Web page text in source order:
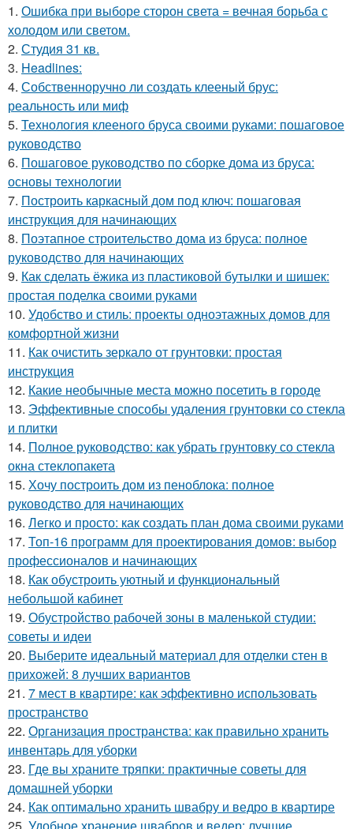
1. Ошибка при выборе сторон света = вечная борьба с
холодом или светом.
2. Студия 31 кв.
3. Headlines:
4. Собственноручно ли создать клееный брус:
реальность или миф
5. Технология клееного бруса своими руками: пошаговое
руководство
6. Пошаговое руководство по сборке дома из бруса:
основы технологии
7. Построить каркасный дом под ключ: пошаговая
инструкция для начинающих
8. Поэтапное строительство дома из бруса: полное
руководство для начинающих
9. Как сделать ёжика из пластиковой бутылки и шишек:
простая поделка своими руками
10. Удобство и стиль: проекты одноэтажных домов для
комфортной жизни
11. Как очистить зеркало от грунтовки: простая
инструкция
12. Какие необычные места можно посетить в городе
13. Эффективные способы удаления грунтовки со стекла
и плитки
14. Полное руководство: как убрать грунтовку со стекла
окна стеклопакета
15. Хочу построить дом из пеноблока: полное
руководство для начинающих
16. Легко и просто: как создать план дома своими руками
17. Топ-16 программ для проектирования домов: выбор
профессионалов и начинающих
18. Как обустроить уютный и функциональный
небольшой кабинет
19. Обустройство рабочей зоны в маленькой студии:
советы и идеи
20. Выберите идеальный материал для отделки стен в
прихожей: 8 лучших вариантов
21. 7 мест в квартире: как эффективно использовать
пространство
22. Организация пространства: как правильно хранить
инвентарь для уборки
23. Где вы храните тряпки: практичные советы для
домашней уборки
24. Как оптимально хранить швабру и ведро в квартире
25. Удобное хранение швабров и ведер: лучшие